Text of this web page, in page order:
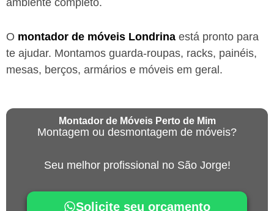
ambiente completo.
O montador de móveis Londrina está pronto para
te ajudar. Montamos guarda-roupas, racks, painéis,
mesas, berços, armários e móveis em geral.
Montador de Móveis Perto de Mim
Montagem ou desmontagem de móveis?
Seu melhor profissional no São Jorge!
Solicite seu orçamento